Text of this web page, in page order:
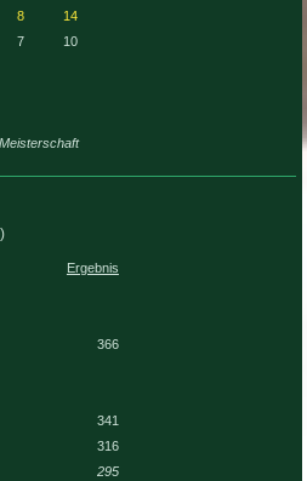
8
14
7
10
Ergebnis
366
341
316
295